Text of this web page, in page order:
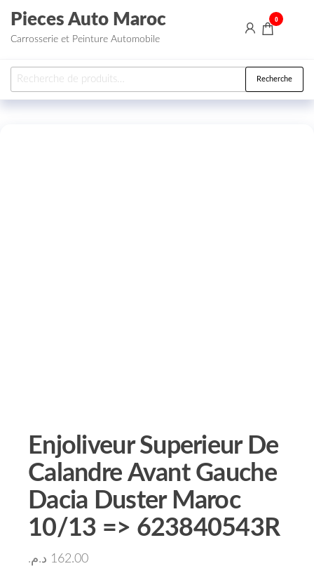
Aller au contenu
Pieces Auto Maroc
Carrosserie et Peinture Automobile
0
Recherche pour : Recherche
Enjoliveur Superieur De
Calandre Avant Gauche
Dacia Duster Maroc
10/13 => 623840543R
162.00 د.م.